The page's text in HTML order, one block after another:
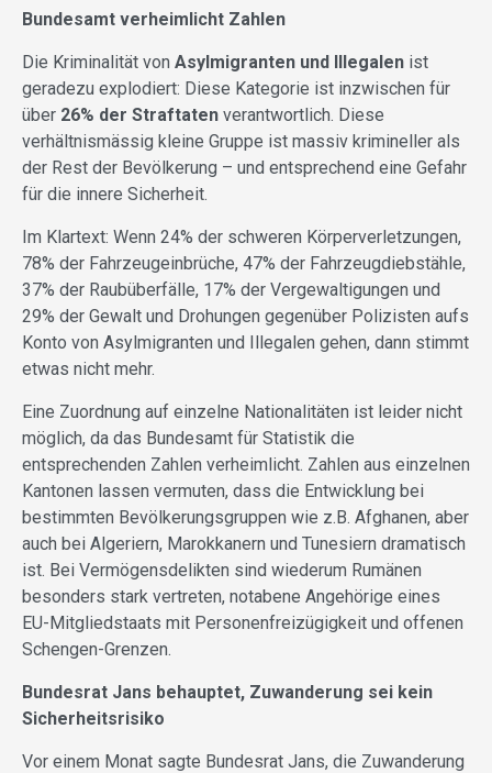
Bundesamt verheimlicht Zahlen
Die Kriminalität von Asylmigranten und Illegalen ist
geradezu explodiert: Diese Kategorie ist inzwischen für
über 26% der Straftaten verantwortlich. Diese
verhältnismässig kleine Gruppe ist massiv krimineller als
der Rest der Bevölkerung – und entsprechend eine Gefahr
für die innere Sicherheit.
Im Klartext: Wenn 24% der schweren Körperverletzungen,
78% der Fahrzeugeinbrüche, 47% der Fahrzeugdiebstähle,
37% der Raubüberfälle, 17% der Vergewaltigungen und
29% der Gewalt und Drohungen gegenüber Polizisten aufs
Konto von Asylmigranten und Illegalen gehen, dann stimmt
etwas nicht mehr.
Eine Zuordnung auf einzelne Nationalitäten ist leider nicht
möglich, da das Bundesamt für Statistik die
entsprechenden Zahlen verheimlicht. Zahlen aus einzelnen
Kantonen lassen vermuten, dass die Entwicklung bei
bestimmten Bevölkerungsgruppen wie z.B. Afghanen, aber
auch bei Algeriern, Marokkanern und Tunesiern dramatisch
ist. Bei Vermögensdelikten sind wiederum Rumänen
besonders stark vertreten, notabene Angehörige eines
EU-Mitgliedstaats mit Personenfreizügigkeit und offenen
Schengen-Grenzen.
Bundesrat Jans behauptet, Zuwanderung sei kein
Sicherheitsrisiko
Vor einem Monat sagte Bundesrat Jans, die Zuwanderung